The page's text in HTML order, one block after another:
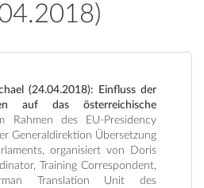
(24.04.2018): Einfluss der
auf das österreichische
Generaldirektion Übersetzung
organisiert von Doris
Training Correspondent,
Translation Unit des